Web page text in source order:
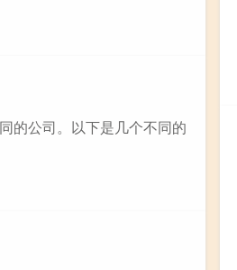
的公司。以下是几个不同的